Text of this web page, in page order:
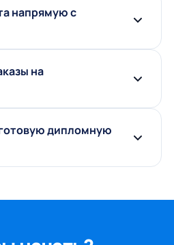
напрямую с
на
дипломную